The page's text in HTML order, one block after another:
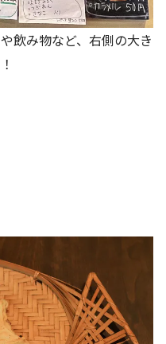
飲み物など、右側の大き